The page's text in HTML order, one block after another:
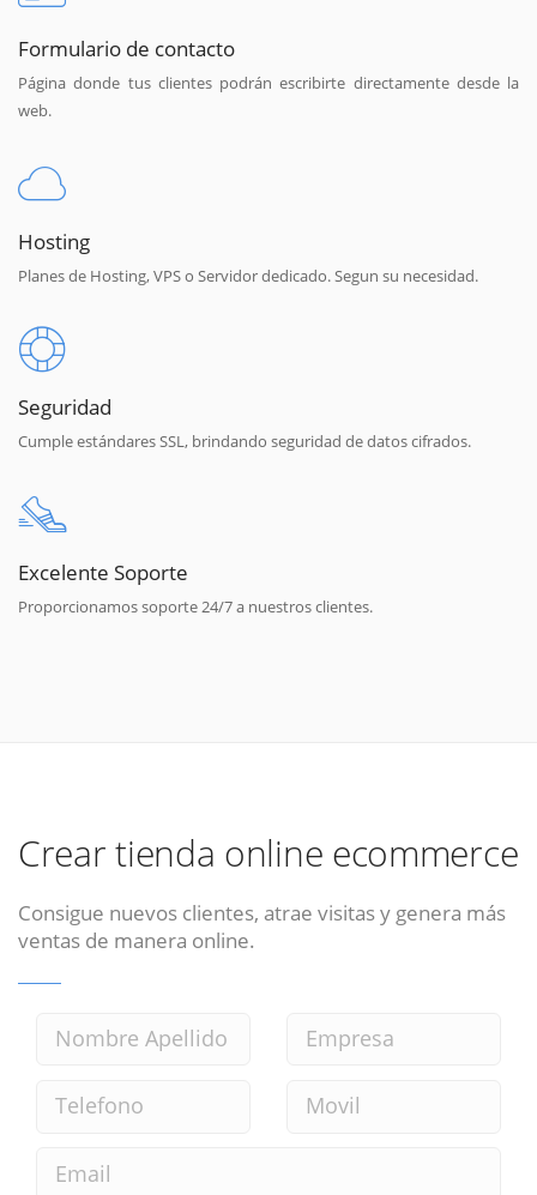
Formulario de contacto
Página donde tus clientes podrán escribirte directamente desde la
web.
Hosting
Planes de Hosting, VPS o Servidor dedicado. Segun su necesidad.
Seguridad
Cumple estándares SSL, brindando seguridad de datos cifrados.
Excelente Soporte
Proporcionamos soporte 24/7 a nuestros clientes.
Crear tienda online ecommerce
Consigue nuevos clientes, atrae visitas y genera más
ventas de manera online.